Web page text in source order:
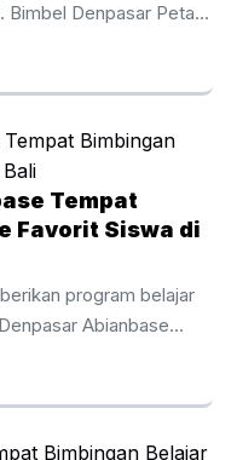
Bimbel Denpasar Petak
dan orang tua di Bali
Denpasar Petak Kaja
sekolah dengan lebih
offline membuat siswa
tantangan
hingga sekolah
pembelajaran
Tempat
Favorit Siswa di
program belajar
Abianbase
dan orang tua di Bali
Bimbel
pemahaman siswa